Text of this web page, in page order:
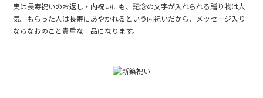
実は長寿祝いのお返し・内祝いにも、記念の文字が入れられる贈り物は人
気。もらった人は長寿にあやかれるという内祝いだから、メッセージ入り
ならなおのこと貴重な一品になります。